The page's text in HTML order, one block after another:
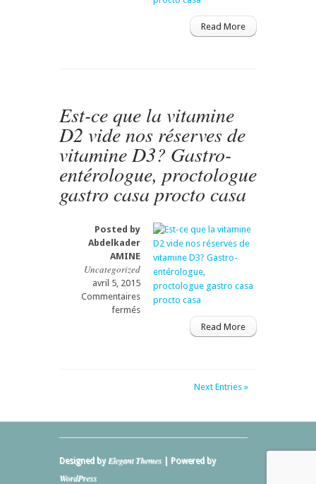
le
pensait,
vision
pragmatiqueGastro-
proctologue
gastro
casa
procto
casa
Read More
Est-ce que la vitamine
D2 vide nos réserves de
vitamine D3? Gastro-
entérologue, proctologue
gastro casa procto casa
Posted by
Abdelkader
AMINE
Uncategorized
avril 5, 2015
Commentaires
ferméssur
vitamine
Read More
Next Entries »
Designed by Elegant Themes| Powered by
WordPress